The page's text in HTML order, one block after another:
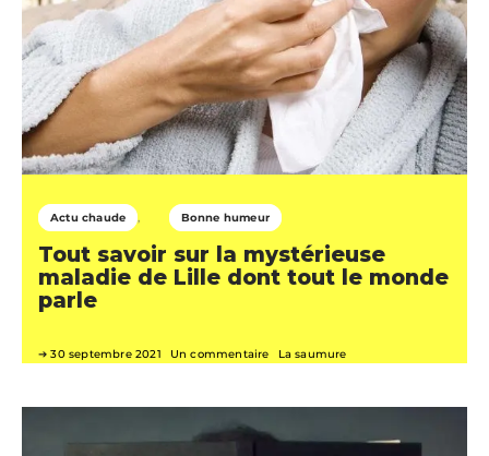
Actu chaude Bonne humeur
Tout savoir sur la mystérieuse
maladie de Lille dont tout le monde
parle
30 septembre 2021 Un commentaire La saumure